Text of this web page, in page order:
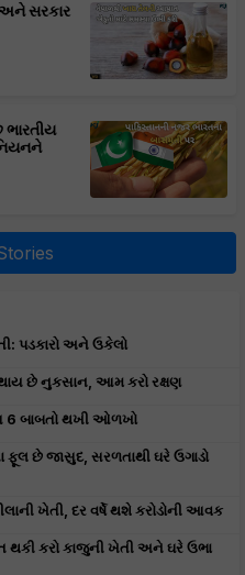
સરકાર
ભારતીય
પડકારો અને ઉકેલો
થાય છે નુકસાન, આમ કરો રક્ષણ
6 બાબતો થખી ઓળખો
ફૂલ છે જાસુદ, સરળતાથી ઘરે ઉગાડો
ખેતી, દર વર્ષે થશે કરોડોની આવક
થકી કરો કાજુની ખેતી અને ઘરે ઉભા